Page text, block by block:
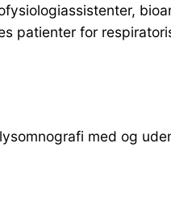
patienter for
med og